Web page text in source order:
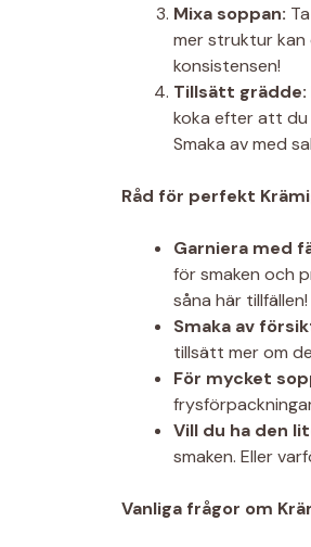
Mixa soppan:
mer struktur kan
konsistensen!
Tillsätt grädde:
koka efter att du
Smaka av med
Råd för perfekt
Garniera med
för smaken och
såna här tillfällen!
Smaka av
tillsätt mer om
För mycket
Vill du ha den
smaken. Eller
Vanliga frågor om